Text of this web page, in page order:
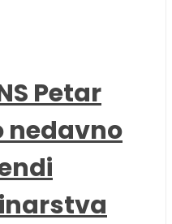
Petar
nedavno